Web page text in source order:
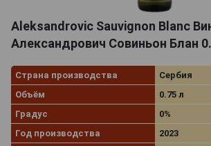
Aleksandrovic Sauvignon Blanc
Александрович Совиньон Блан
Страна производства
Сербия
Объём
0.75 л
Градус
0%
Год производства
2023